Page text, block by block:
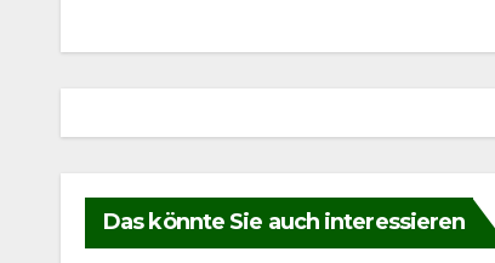
Das könnte Sie auch interessieren